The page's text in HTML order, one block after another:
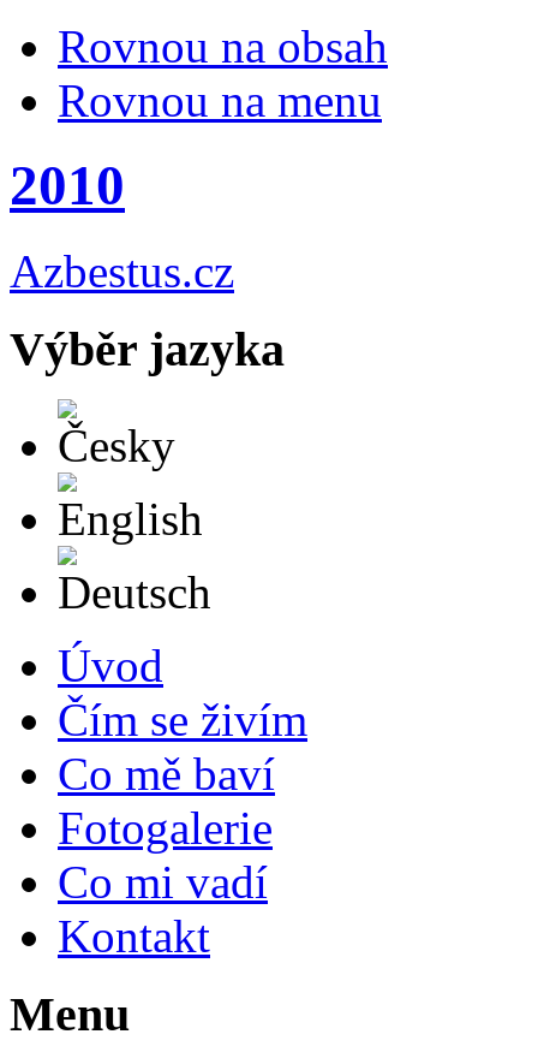
Rovnou na obsah
Rovnou na menu
2010
Azbestus.cz
Výběr jazyka
Úvod
Čím se živím
Co mě baví
Fotogalerie
Co mi vadí
Kontakt
Menu